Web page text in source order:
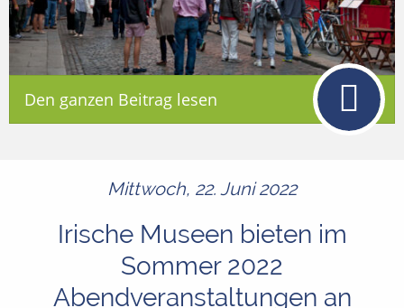
Den ganzen Beitrag lesen
Mittwoch, 22. Juni 2022
Irische Museen bieten im
Sommer 2022
Abendveranstaltungen an